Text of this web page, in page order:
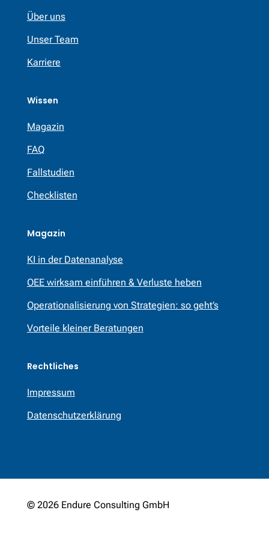
Über uns
Unser Team
Karriere
Wissen
Magazin
FAQ
Fallstudien
Checklisten
Magazin
KI in der Datenanalyse
OEE wirksam einführen & Verluste heben
Operationalisierung von Strategien: so geht’s
Vorteile kleiner Beratungen
Rechtliches
Impressum
Datenschutzerklärung
© 2026 Endure Consulting GmbH